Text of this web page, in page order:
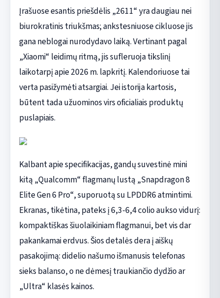
Įrašuose esantis priešdėlis „2611“ yra daugiau nei
biurokratinis triukšmas; ankstesniuose cikluose jis
gana neblogai nurodydavo laiką. Vertinant pagal
„Xiaomi“ leidimų ritmą, jis sufleruoja tikslinį
laikotarpį apie 2026 m. lapkritį. Kalendoriuose tai
verta pasižymėti atsargiai. Jei istorija kartosis,
būtent tada užuominos virs oficialiais produktų
puslapiais.
Kalbant apie specifikacijas, gandų suvestinė mini
kitą „Qualcomm“ flagmanų lustą „Snapdragon 8
Elite Gen 6 Pro“, suporuotą su LPDDR6 atmintimi.
Ekranas, tikėtina, pateks į 6,3-6,4 colio aukso vidurį:
kompaktiškas šiuolaikiniam flagmanui, bet vis dar
pakankamai erdvus. Šios detalės dera į aiškų
pasakojimą: didelio našumo išmanusis telefonas
sieks balanso, o ne dėmesį traukiančio dydžio ar
„Ultra“ klasės kainos.